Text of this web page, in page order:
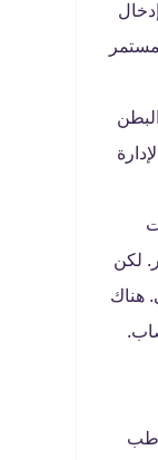
لكن
هناك
طب